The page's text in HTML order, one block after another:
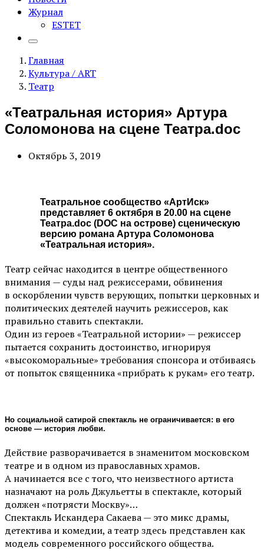
Журнал
ESTET
Главная
Культура / ART
Театр
«Театральная история» Артура
Соломонова на сцене Театра.doc
Октябрь 3, 2019
Театральное сообщество «АртИск»
представляет 6 октября в 20.00 на сцене
Театра.doc (DOC на острове) сценическую
версию романа Артура Соломонова
«Театральная история».
Театр сейчас находится в центре общественного
внимания — суды над режиссерами, обвинения
в оскорблении чувств верующих, попытки церковных и
политических деятелей научить режиссеров, как
правильно ставить спектакли.
Один из героев «Театральной истории» — режиссер
пытается сохранить достоинство, игнорируя
«высокоморальные» требования спонсора и отбиваясь
от попыток священника «прибрать к рукам» его театр.
Но социальной сатирой спектакль не ограничивается: в его
основе — история любви.
Действие разворачивается в знаменитом московском
театре и в одном из православных храмов.
А начинается все с того, что неизвестного артиста
назначают на роль Джульетты в спектакле, который
должен «потрясти Москву»…
Спектакль Искандера Сакаева — это микс драмы,
детектива и комедии, а театр здесь представлен как
модель современного российского общества.